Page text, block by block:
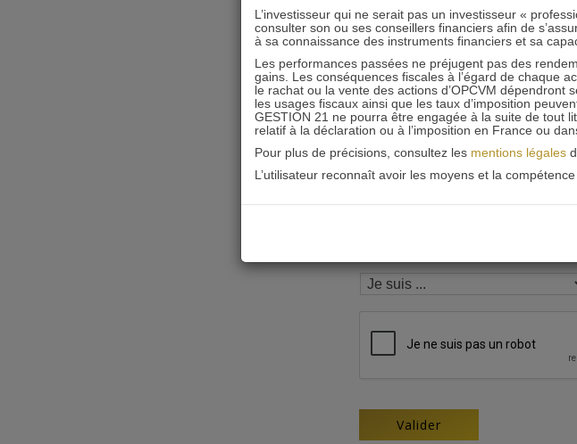
L’investisseur qui ne serait pas un investisseur «
consulter son ou ses conseillers financiers afin de
à sa connaissance des instruments financiers et sa
Les performances passées ne préjugent pas des
gains. Les conséquences fiscales à l’égard de chaque
le rachat ou la vente des actions d’OPCVM
les usages fiscaux ainsi que les taux d’imposition
GESTION 21 ne pourra être engagée à la suite de tout
relatif à la déclaration ou à l’imposition en France ou
Pour plus de précisions, consultez les mentions légales
L’utilisateur reconnaît avoir les moyens et la